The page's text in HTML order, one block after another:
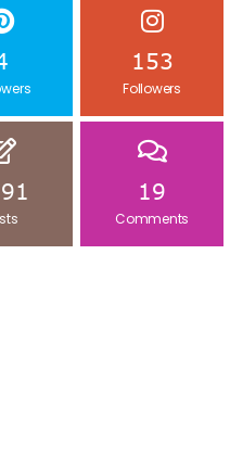
153
Followers
19
Comments